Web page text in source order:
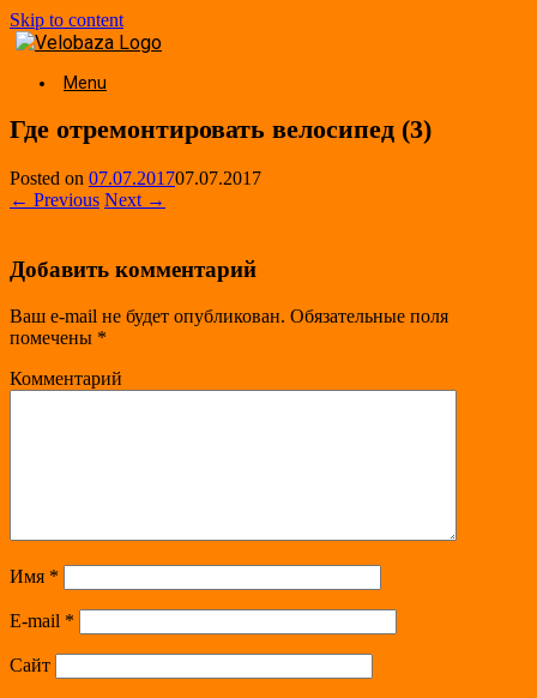
Skip to content
Menu
Где отремонтировать велосипед (3)
Posted on 07.07.201707.07.2017
← Previous Next →
Добавить комментарий
Ваш e-mail не будет опубликован. Обязательные поля
помечены *
Комментарий
Имя *
E-mail *
Сайт